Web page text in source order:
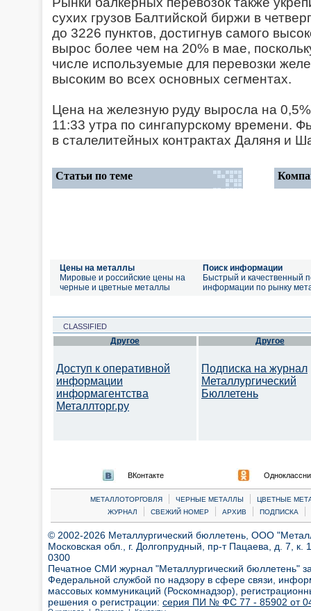
сухих грузов Балтийской биржи в
до 3226 пунктов, достигнув самого
вырос более чем на 20% в мае,
числе используемые для перевозки
высоким во всех основных сегментах.
Цена на железную руду выросла на
11:33 утра по сингапурскому времени.
в сталелитейных контрактах Даляня и
Статьи по теме
Цены на металлы
Мировые и российские цены на
черные и цветные металлы
Поиск информации
Быстрый и качественный
информации по рынку
CLASSIFIED
Другое
Доступ к оперативной
информации
информагентства
Металлторг.ру
Другое
Подписка на журнал
Металлургический
Бюллетень
ВКонтакте
МЕТАЛЛОТОРГОВЛЯ | ЧЕРНЫЕ МЕТАЛЛЫ |
ЦВЕТНЫЕ
ЖУРНАЛ
| СВЕЖИЙ НОМЕР | АРХИВ | ПОДПИСКА |
© 2002-2026 Металлургический бюллетень, ООО
Московская обл., г. Долгопрудный, пр-т Пацаева, д. 7,
0300
Печатное СМИ журнал "Металлургический бюллетень"
Федеральной службой по надзору в сфере связи,
массовых коммуникаций (Роскомнадзор),
решения о регистрации: серия ПИ № ФС 77 - 85902 от 04